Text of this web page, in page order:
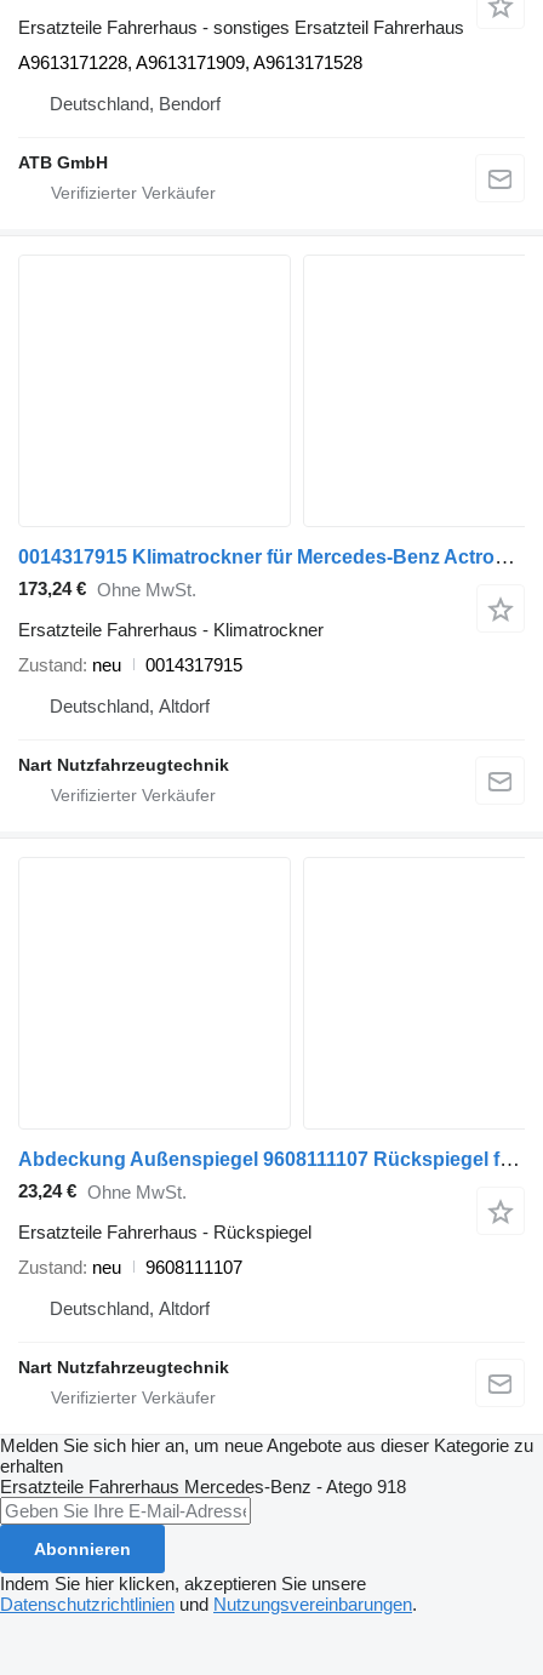
Ersatzteile Fahrerhaus - sonstiges Ersatzteil Fahrerhaus
A9613171228, A9613171909, A9613171528
Deutschland, Bendorf
ATB GmbH
0014317915 Klimatrockner für Mercedes-Benz Actros Sattelzugmaschine
173,24 € Ohne MwSt.
Ersatzteile Fahrerhaus - Klimatrockner
Zustand neu
0014317915
Deutschland, Altdorf
Nart Nutzfahrzeugtechnik
Abdeckung Außenspiegel 9608111107 Rückspiegel für Mercedes-Benz Actros MP4 Sattelzugmaschine
23,24 € Ohne MwSt.
Ersatzteile Fahrerhaus - Rückspiegel
Zustand neu
9608111107
Deutschland, Altdorf
Nart Nutzfahrzeugtechnik
Melden Sie sich hier an, um neue Angebote aus dieser Kategorie zu
erhalten
Ersatzteile Fahrerhaus Mercedes-Benz - Atego 918
Abonnieren
Indem Sie hier klicken, akzeptieren Sie unsere
Datenschutzrichtlinien und Nutzungsvereinbarungen.